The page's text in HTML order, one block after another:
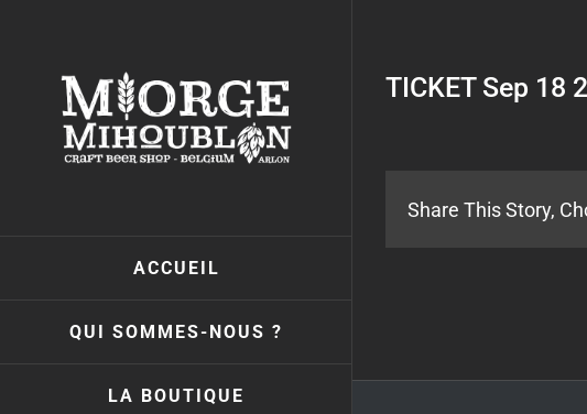
ACCUEIL
QUI SOMMES-NOUS ?
LA BOUTIQUE
TICKET Sep 18
Share This Story,